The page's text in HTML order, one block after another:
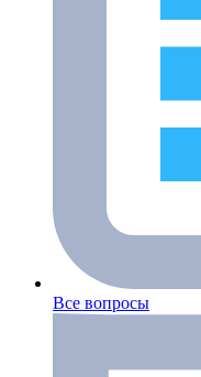
Все вопросы